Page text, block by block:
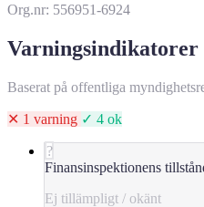
Org.nr: 556951-6924
Varningsindikatorer
Baserat på offentliga
✕ 1 varning ✓ 4 ok
?
Finansinspektionens
Ej tillämpligt / okänt